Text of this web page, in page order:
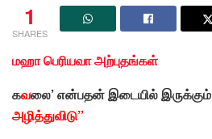
1
SHARES
மஹா பெரியவா அற்புதங்கள்
கவலை’ என்பதன் இடையில் இருக்கும்
அழித்துவிடு”